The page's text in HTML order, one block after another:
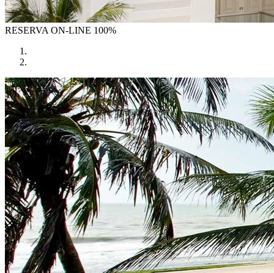
RESERVA ON-LINE 100%